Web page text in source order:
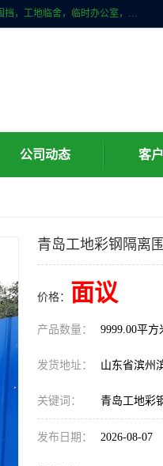
山东滨州科宇钢构工程有限公司是一家专业生产安装钢结构，彩钢房，活动房。主要产品有：彩钢房，活动房，彩钢围挡，工地临舍，临时办公室，民用建筑等生成安装；我们一贯坚持；诚信经营，薄利多销的经营理念。愿与广大的新老客户共创美好未来
公司动态 客
青岛工地彩钢隔离
价格： 面议
产品数量： 9999.00平方
发货地址： 山东省滨州
关键词： 青岛工地彩
发布日期： 2026-08-07